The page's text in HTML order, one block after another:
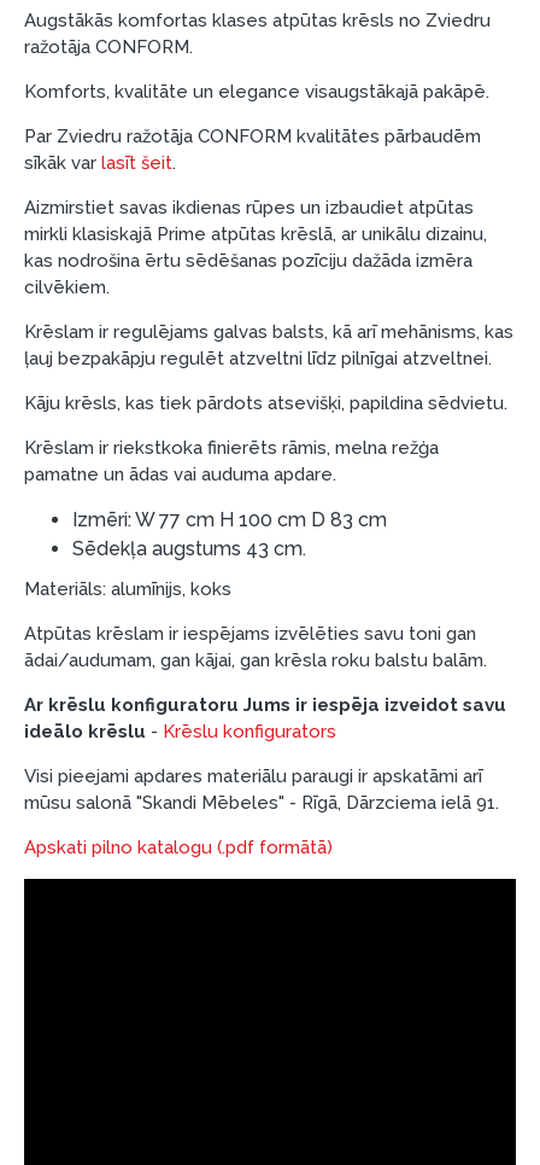
salonu Dārzciema ielā 91, Rīga, Latvija.
nepieciešams Smart-ID, eParaksts eID, eParaksts
Luminor, SEB vai Citadele).
Līguma nosacījumi:
Līzinga līgumu drīkst parakstīt tikai tā persona,
kura ir norādīta kredīta saņemšanas līgumā.
Papildu informācija:
Pirms kredīta noformēšanas, lūdzam iepazīties ar
preču piegādes noteikumiem
, kā arī
garantijas un atgriesanas noteikumiem
Finansiālā atbildība:
Aicinām aizņemties atbildīgi! Pirms aizņemties,
lūdzu, izvērtējiet savas finansiālās iespējas.
Augstākās komfortas klases atpūtas krēsls no Zviedru
ražotāja CONFORM.
Komforts, kvalitāte un elegance visaugstākajā pakāpē.
Par Zviedru ražotāja CONFORM kvalitātes pārbaudēm
sīkāk var lasīt šeit.
Aizmirstiet savas ikdienas rūpes un izbaudiet atpūtas
mirkli klasiskajā Prime atpūtas krēslā, ar unikālu dizainu,
kas nodrošina ērtu sēdēšanas pozīciju dažāda izmēra
cilvēkiem.
Krēslam ir regulējams galvas balsts, kā arī mehānisms, kas
ļauj bezpakāpju regulēt atzveltni līdz pilnīgai atzveltnei.
Kāju krēsls, kas tiek pārdots atsevišķi, papildina sēdvietu.
Krēslam ir riekstkoka finierēts rāmis, melna režģa
pamatne un ādas vai auduma apdare.
Izmēri: W 77 cm H 100 cm D 83 cm
Sēdekļa augstums 43 cm.
Materiāls: alumīnijs, koks
Atpūtas krēslam ir iespējams izvēlēties savu toni gan
ādai/audumam, gan kājai, gan krēsla roku balstu balām.
Ar krēslu konfiguratoru Jums ir iespēja izveidot savu
ideālo krēslu - Krēslu konfigurators
Visi pieejami apdares materiālu paraugi ir apskatāmi arī
mūsu salonā "Skandi Mēbeles" - Rīgā, Dārzciema ielā 91.
Apskati pilno katalogu (.pdf formātā)